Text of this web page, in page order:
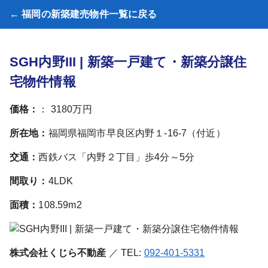
← 福岡の新築建売物件一覧に戻る
SGH内野III | 新築一戸建て・新築分譲住
宅物件情報
価格： ： 3180万円
所在地： 福岡県福岡市早良区内野１-16-7（付近）
交通：西鉄バス「内野２丁目」歩4分～5分
間取り： 4LDK
面積： 108.59m2
株式会社くじら不動産 ／ TEL: 092-401-5331